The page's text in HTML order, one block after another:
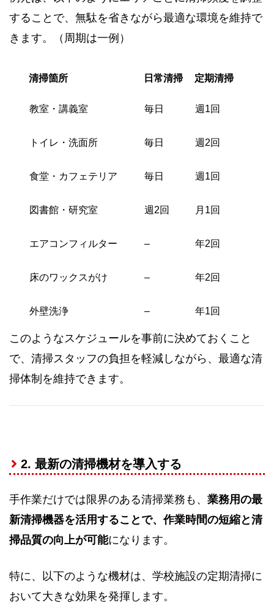
することで、無駄を省きながら最適な環境を維持で
きます。（周期は一例）
清掃箇所 日常清掃 定期清掃
教室・講義室 毎日 週1回
トイレ・洗面所 毎日 週2回
食堂・カフェテリア 毎日 週1回
図書館・研究室 週2回 月1回
エアコンフィルター – 年2回
床のワックスがけ – 年2回
外壁洗浄 – 年1回
このようなスケジュールを事前に決めておくこと
で、清掃スタッフの負担を軽減しながら、最適な清
掃体制を維持できます。
2. 最新の清掃機材を導入する
手作業だけでは限界のある清掃業務も、 業務用の最
新清掃機器を活用することで、作業時間の短縮と清
掃品質の向上が可能になります。
特に、以下のような機材は、学校施設の定期清掃に
おいて大きな効果を発揮します。